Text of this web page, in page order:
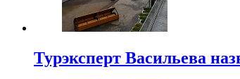
Турэксперт Васильева